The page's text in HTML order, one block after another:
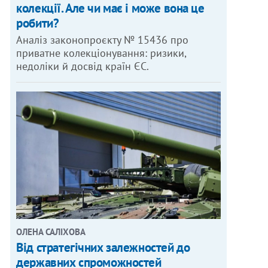
колекції. Але чи має і може вона це
робити?
Аналіз законопроєкту № 15436 про
приватне колекціонування: ризики,
недоліки й досвід країн ЄС.
ОЛЕНА САЛІХОВА
Від стратегічних залежностей до
державних спроможностей